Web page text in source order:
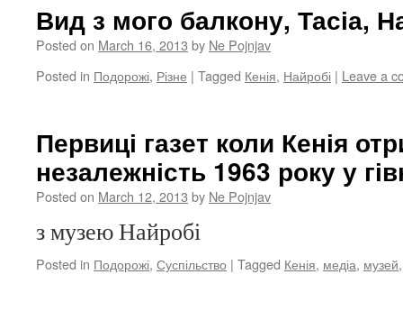
Вид з мого балкону, Тасіа,
Posted on March 16, 2013 by Ne Pojnjav
Posted in Подорожі, Різне | Tagged Кенія, Найробі | Leave a
Первиці газет коли Кенія
незалежність 1963 року у
Posted on March 12, 2013 by Ne Pojnjav
з музею Найробі
Posted in Подорожі, Суспільство | Tagged Кенія, медіа, музей